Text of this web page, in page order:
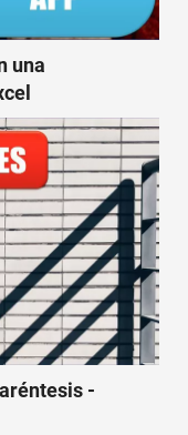
una
-